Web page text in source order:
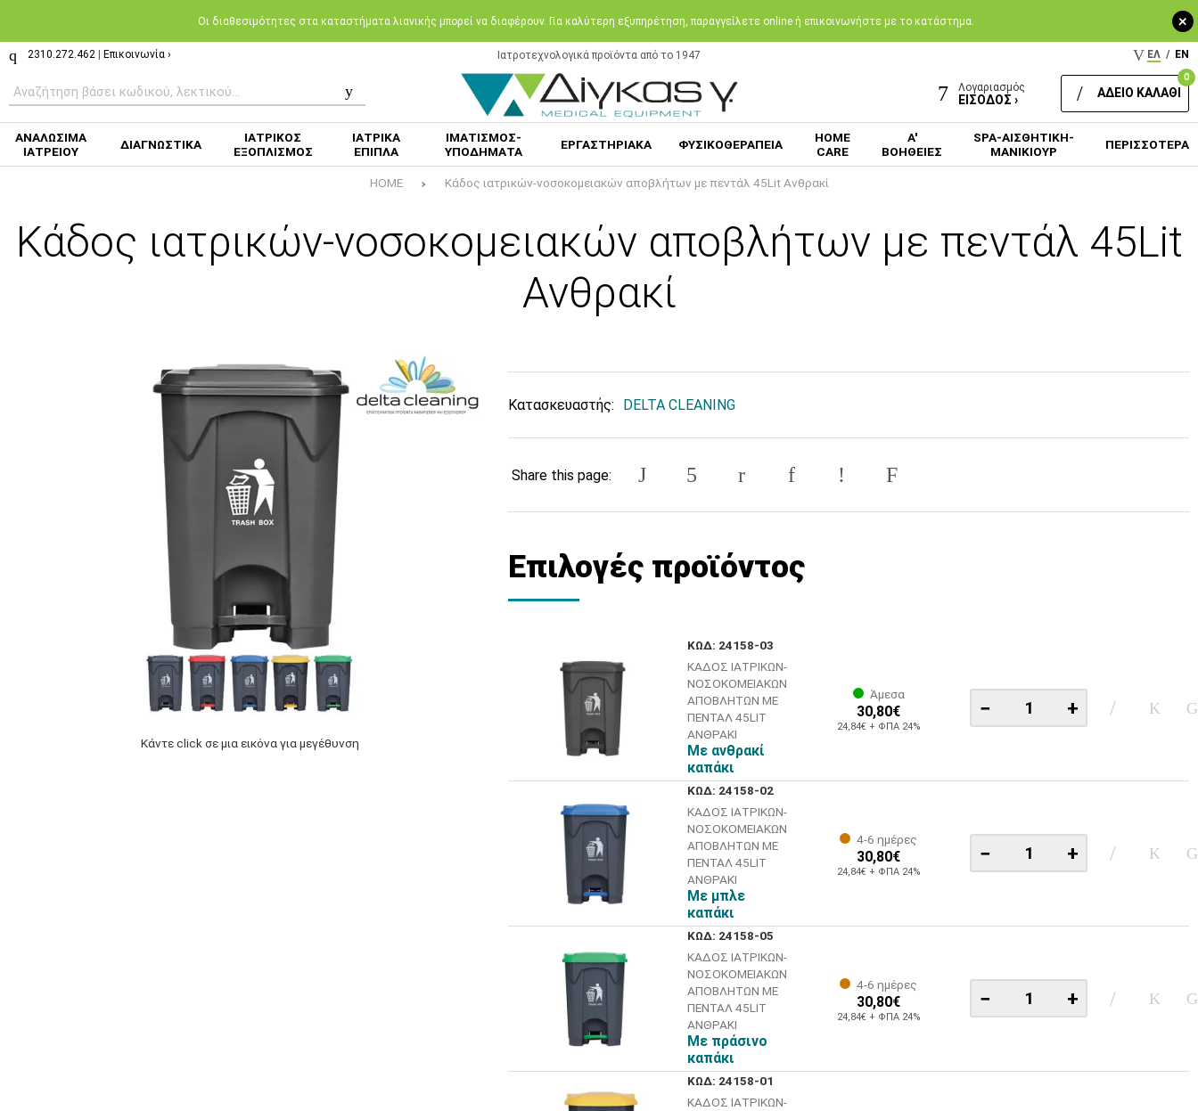
+
Oι διαθεσιμότητες στα καταστήματα λιανικής μπορεί να διαφέρουν. Για καλύτερη εξυπηρέτηση, παραγγείλετε online ή επικοινωνήστε με το κατάστημα.
2310.272.462 Επικοινωνία › Ιατροτεχνολογικά προϊόντα από το 1947 ΕΛ / EN
Λογαριασμός
ΕΙΣΟΔΟΣ ›
0
ΑΔΕΙΟ ΚΑΛΑΘΙ
ΑΝΑΛΩΣΙΜΑ
ΙΑΤΡΕΙΟΥ
ΔΙΑΓΝΩΣΤΙΚΑ
ΙΑΤΡΙΚΟΣ
ΕΞΟΠΛΙΣΜΟΣ
ΙΑΤΡΙΚΑ
ΕΠΙΠΛΑ
ΙΜΑΤΙΣΜΟΣ-
ΥΠΟΔΗΜΑΤΑ
ΕΡΓΑΣΤΗΡΙΑΚΑ ΦΥΣΙΚΟΘΕΡΑΠΕΙΑ
HOME
CARE
Α'
ΒΟΗΘΕΙΕΣ
SPA-ΑΙΣΘΗΤΙΚΗ-
ΜΑΝΙΚΙΟΥΡ
ΠΕΡΙΣΣΟΤΕΡΑ
HOME Κάδος ιατρικών-νοσοκομειακών αποβλήτων με πεντάλ 45Lit Ανθρακί
Κάδος ιατρικών-νοσοκομειακών αποβλήτων με πεντάλ 45Lit
Ανθρακί
Κάντε click σε μια εικόνα για μεγέθυνση
Κατασκευαστής: DELTA CLEANING
Share this page:
Επιλογές προϊόντος
ΚΩΔ: 24158-03
ΚΑΔΟΣ ΙΑΤΡΙΚΩΝ-
ΝΟΣΟΚΟΜΕΙΑΚΩΝ
ΑΠΟΒΛΗΤΩΝ ΜΕ
ΠΕΝΤΑΛ 45LIT
ΑΝΘΡΑΚΙ
Με ανθρακί
καπάκι
Άμεσα
30,80€
24,84€ + ΦΠΑ 24%
− +
ΚΩΔ: 24158-02
ΚΑΔΟΣ ΙΑΤΡΙΚΩΝ-
ΝΟΣΟΚΟΜΕΙΑΚΩΝ
ΑΠΟΒΛΗΤΩΝ ΜΕ
ΠΕΝΤΑΛ 45LIT
ΑΝΘΡΑΚΙ
Με μπλε
καπάκι
4-6 ημέρες
30,80€
24,84€ + ΦΠΑ 24%
− +
ΚΩΔ: 24158-05
ΚΑΔΟΣ ΙΑΤΡΙΚΩΝ-
ΝΟΣΟΚΟΜΕΙΑΚΩΝ
ΑΠΟΒΛΗΤΩΝ ΜΕ
ΠΕΝΤΑΛ 45LIT
ΑΝΘΡΑΚΙ
Με πράσινο
καπάκι
4-6 ημέρες
30,80€
24,84€ + ΦΠΑ 24%
− +
ΚΩΔ: 24158-01
ΚΑΔΟΣ ΙΑΤΡΙΚΩΝ-